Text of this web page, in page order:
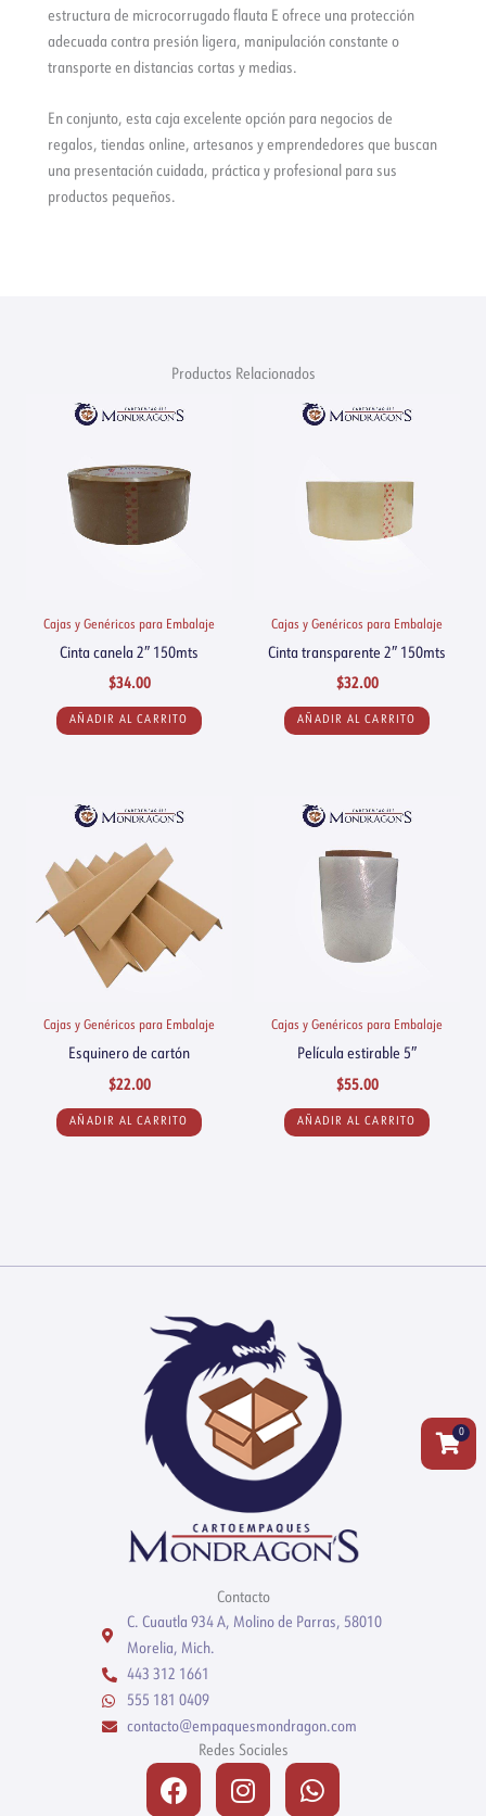
estructura de microcorrugado flauta E ofrece una protección
adecuada contra presión ligera, manipulación constante o
transporte en distancias cortas y medias.
En conjunto, esta caja excelente opción para negocios de
regalos, tiendas online, artesanos y emprendedores que buscan
una presentación cuidada, práctica y profesional para sus
productos pequeños.
Productos Relacionados
Cajas y Genéricos para Embalaje
Cinta canela 2″ 150mts
$34.00
AÑADIR AL CARRITO
Cajas y Genéricos para Embalaje
Cinta transparente 2″ 150mts
$32.00
AÑADIR AL CARRITO
Cajas y Genéricos para Embalaje
Esquinero de cartón
$22.00
AÑADIR AL CARRITO
Cajas y Genéricos para Embalaje
Película estirable 5″
$55.00
AÑADIR AL CARRITO
Contacto
C. Cuautla 934 A, Molino de Parras, 58010
Morelia, Mich.
443 312 1661
555 181 0409
contacto@empaquesmondragon.com
Redes Sociales
FacebookInstagramWhatsapp
0